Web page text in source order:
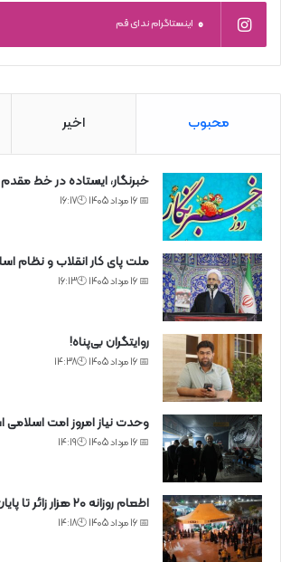
0 اینستاگرام ندای قم
محبوب اخیر
خبرنگار، ایستاده در خط
📅 16 مرداد 1405 🕙16:17
ملت پای کار انقلاب و نظام
📅 16 مرداد 1405 🕙16:13
روایتگران بی‌پناه!
📅 16 مرداد 1405 🕙14:38
وحدت نیاز امروز امت
📅 16 مرداد 1405 🕙14:19
اطعام روزانه ۲۰ هزار زائر تا پایان ماه صفر
📅 16 مرداد 1405 🕙14:18